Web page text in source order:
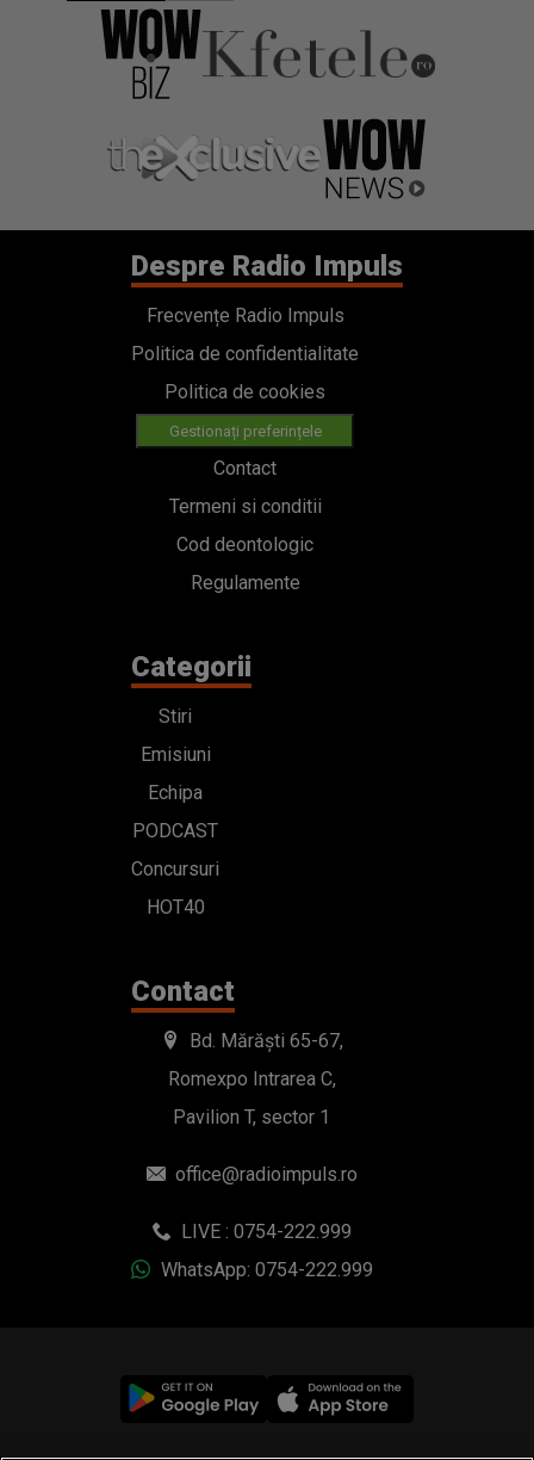
Despre Radio Impuls
Frecvențe Radio Impuls
Politica de confidentialitate
Politica de cookies
Gestionați preferințele
Contact
Termeni si conditii
Cod deontologic
Regulamente
Categorii
Stiri
Emisiuni
Echipa
PODCAST
Concursuri
HOT40
Contact
Bd. Mărăști 65-67,
Romexpo Intrarea C,
Pavilion T, sector 1
office@radioimpuls.ro
LIVE : 0754-222.999
WhatsApp: 0754-222.999